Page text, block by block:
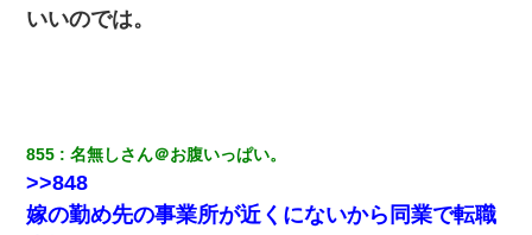
いいのでは。
855 名無しさん＠お腹いっぱい。
>>848
嫁の勤め先の事業所が近くにないから同業で転職